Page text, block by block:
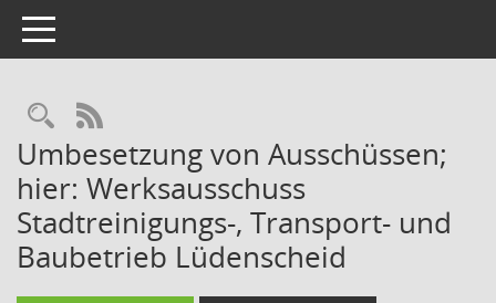
Toggle navigation
Rechercheauswahl
RSS-Feed
Umbesetzung von Ausschüssen;
hier: Werksausschuss
Stadtreinigungs-, Transport- und
Baubetrieb Lüdenscheid